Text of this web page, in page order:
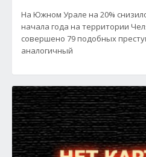
На Южном Урале на 20%
начала года на территории
совершено 79 подобных
аналогичный